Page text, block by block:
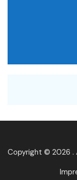
Copyright © 2026 .